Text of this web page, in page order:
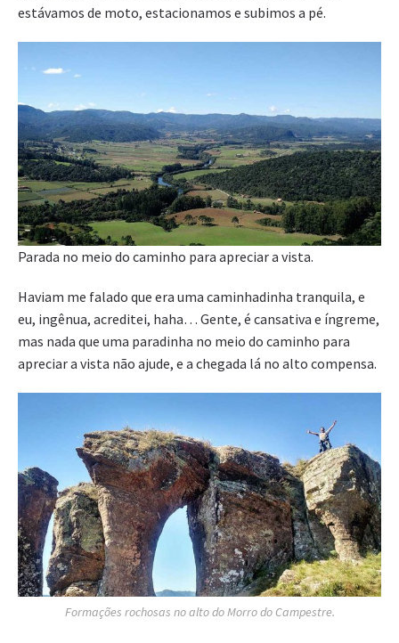
estávamos de moto, estacionamos e subimos a pé.
Parada no meio do caminho para apreciar a vista.
Haviam me falado que era uma caminhadinha tranquila, e
eu, ingênua, acreditei, haha… Gente, é cansativa e íngreme,
mas nada que uma paradinha no meio do caminho para
apreciar a vista não ajude, e a chegada lá no alto compensa.
Formações rochosas no alto do Morro do Campestre.